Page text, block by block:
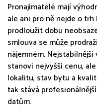
Pronajímatelé mají
ale ani pro ně nejde o
prodloužit dobu
smlouva se může
nájemném.
stanoví nejvyšší cenu,
lokalitu, stav bytu a
tak stává
datům.